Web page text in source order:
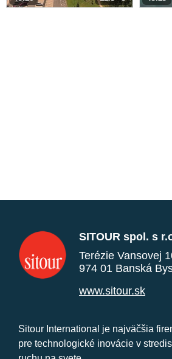
SITOUR spol. s
Terézie Vansovej
974 01 Banská
www.sitour.sk
Sitour International je najväčšia
pre technologické inovácie v